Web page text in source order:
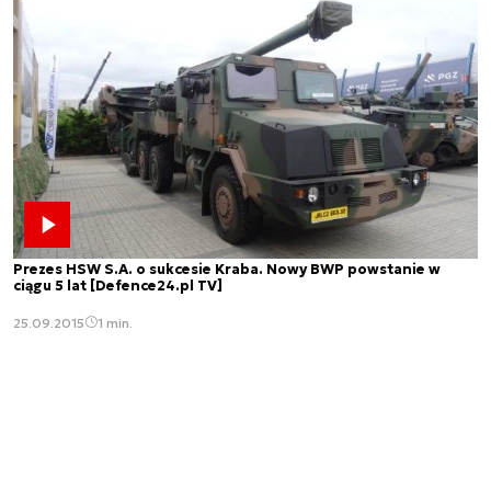
Prezes HSW S.A. o sukcesie Kraba. Nowy BWP powstanie w
ciągu 5 lat [Defence24.pl TV]
25.09.2015 1 min.